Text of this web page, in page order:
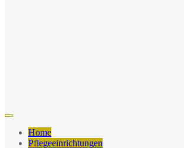
Home
Pflegeeinrichtungen